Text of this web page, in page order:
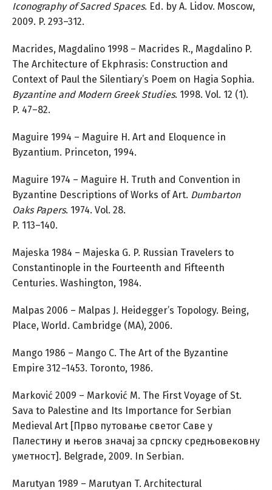
Iconography of Sacred Spaces. Ed. by A. Lidov. Moscow,
2009. P. 293–312.
Macrides, Magdalino 1998 – Macrides R., Magdalino P.
The Architecture of Ekphrasis: Construction and
Context of Paul the Silentiary’s Poem on Hagia Sophia.
Byzantine and Modern Greek Studies. 1998. Vol. 12 (1).
P. 47–82.
Maguire 1994 – Maguire H. Art and Eloquence in
Byzantium. Princeton, 1994.
Maguire 1974 – Maguire H. Truth and Convention in
Byzantine Descriptions of Works of Art. Dumbarton
Oaks Papers. 1974. Vol. 28.
P. 113–140.
Majeska 1984 – Majeska G. P. Russian Travelers to
Constantinople in the Fourteenth and Fifteenth
Centuries. Washington, 1984.
Malpas 2006 – Malpas J. Heidegger’s Topology. Being,
Place, World. Cambridge (MA), 2006.
Mango 1986 – Mango C. The Art of the Byzantine
Empire 312–1453. Toronto, 1986.
Marković 2009 – Marković M. The First Voyage of St.
Sava to Palestine and Its Importance for Serbian
Medieval Art [Прво путовање светог Саве у
Палестину и његов значај за српску средњовековну
уметност]. Belgrade, 2009. In Serbian.
Marutyan 1989 – Marutyan T. Architectural